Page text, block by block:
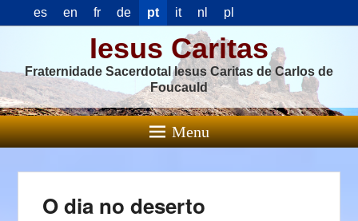
es en fr de pt it nl pl
Iesus Caritas
Fraternidade Sacerdotal Iesus Caritas de Carlos de
Foucauld
Menu
O dia no deserto